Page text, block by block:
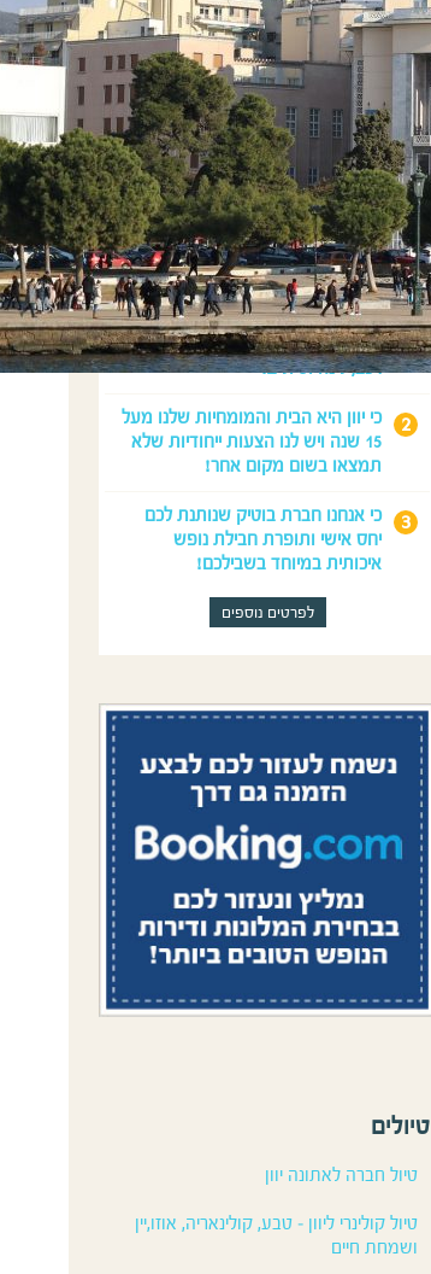
מדוע לנפוש איתנו?
כי נדאג לכל מה שצריך לחופשה
המושלמת שלכם: טיסות, השכרת
רכב, לינה וטיולים.
כי יוון היא הבית והמומחיות שלנו מעל
15 שנה ויש לנו הצעות ייחודיות שלא
תמצאו בשום מקום אחר!
כי אנחנו חברת בוטיק שנותנת לכם
יחס אישי ותופרת חבילת נופש
איכותית במיוחד בשבילכם!
לפרטים נוספים
טיולים
טיול חברה לאתונה יוון
טיול קולינרי ליוון – טבע, קולינאריה, אוזו,יין
ושמחת חיים